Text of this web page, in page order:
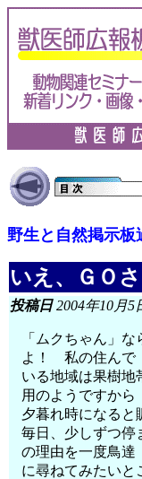
野生と自然掲示板
いえ、ＧＯ
投稿日2004年10月5
「ムクちゃん」
よ！ 私の住んで
いる地域は果樹地
用のようですから
夕暮れ時になると
毎日、少しずつ停
の理由を一度鳥達
に尋ねてみたいと